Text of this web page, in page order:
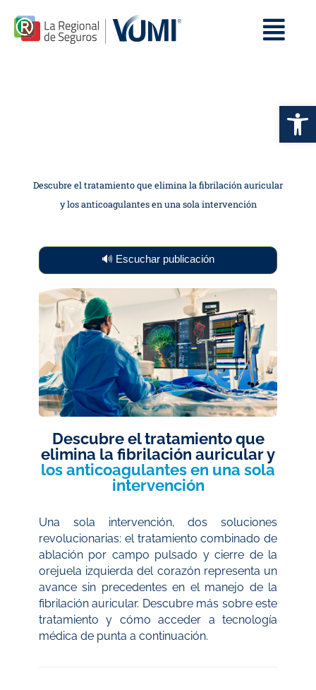
Descubre el tratamiento que elimina la fibrilación auricular
y los anticoagulantes en una sola intervención
🔊 Escuchar publicación
Descubre el tratamiento que
elimina la fibrilación auricular y
los anticoagulantes en una sola
intervención
Una sola intervención, dos soluciones
revolucionarias: el tratamiento combinado de
ablación por campo pulsado y cierre de la
orejuela izquierda del corazón representa un
avance sin precedentes en el manejo de la
fibrilación auricular. Descubre más sobre este
tratamiento y cómo acceder a tecnología
médica de punta a continuación.